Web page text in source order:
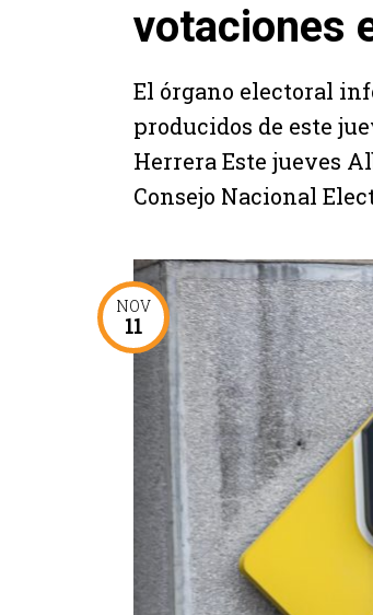
votaciones
El órgano electoral
producidos de este
Herrera Este jueves
Consejo Nacional
NOV
11